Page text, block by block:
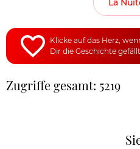
La
Klicke auf das Herz,
Dir die Geschichte gefällt
Zugriffe gesamt: 5219